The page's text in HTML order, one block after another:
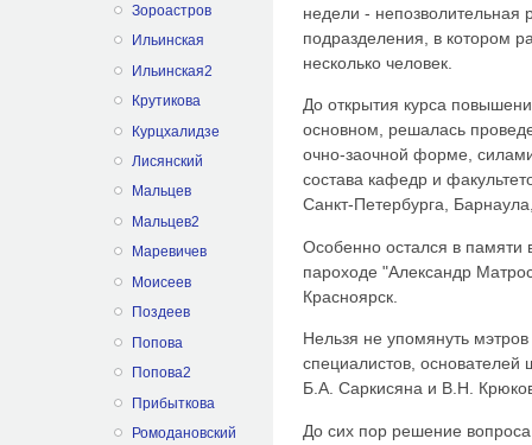
Зороастров
Ильинская
Ильинская2
Крутикова
Курцхалидзе
Лисянский
Мальцев
Мальцев2
Маревичев
Моисеев
Поздеев
Попова
Попова2
Прибыткова
Ромодановский
недели - непозволительная
подразделения, в котором
несколько человек.
До открытия курса
основном, решалась
очно-заочной форме,
состава кафедр и
Санкт-Петербурга,
Особенно остался в памяти
пароходе "Александр
Красноярск.
Нельзя не упомянуть
специалистов,
Б.А. Саркисяна и В.Н.
До сих пор решение